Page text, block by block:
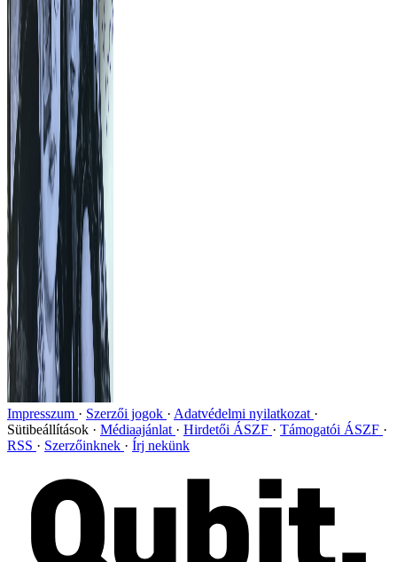
Impresszum Szerzői jogok
Adatvédelmi nyilatkozat
Sütibeállítások
Médiaajánlat Hirdetői ÁSZF
Támogatói ÁSZF
RSS
Szerzőinknek Írj nekünk